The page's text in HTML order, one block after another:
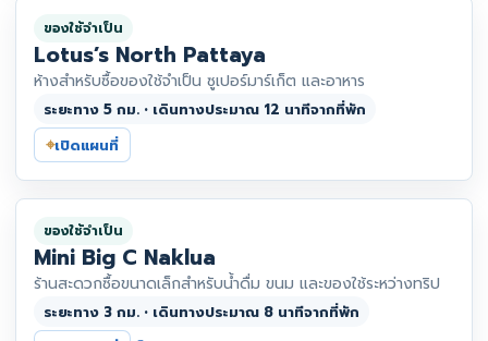
ของใช้จำเป็น
Lotus’s North Pattaya
ห้างสำหรับซื้อของใช้จำเป็น ซูเปอร์มาร์เก็ต และอาหาร
ระยะทาง 5 กม. • เดินทางประมาณ 12 นาทีจากที่พัก
⌖เปิดแผนที่
ของใช้จำเป็น
Mini Big C Naklua
ร้านสะดวกซื้อขนาดเล็กสำหรับน้ำดื่ม ขนม และของใช้ระหว่างทริป
ระยะทาง 3 กม. • เดินทางประมาณ 8 นาทีจากที่พัก